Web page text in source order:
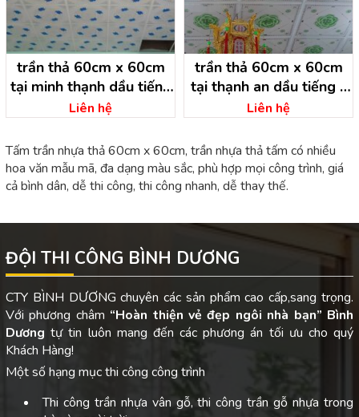
trần thả 60cm x 60cm
tại minh thạnh dầu tiếng
– bình dương
Liên hệ
trần thả 60cm x 60cm
tại thạnh an dầu tiếng –
bình dương
Liên hệ
Tấm trần nhựa thả 60cm x 60cm, trần nhựa thả tấm có nhiều
hoa văn mẫu mã, đa dạng màu sắc, phù hợp mọi công trình, giá
cả bình dân, dễ thi công, thi công nhanh, dễ thay thế.
ĐỘI THI CÔNG BÌNH DƯƠNG
CTY BÌNH DƯƠNG chuyên các sản phẩm cao cấp,sang trọng.
Với phương châm “Hoàn thiện vẻ đẹp ngôi nhà bạn” Bình
Dươngtự tin luôn mang đến các phương án tối ưu cho quý
Khách Hàng!
Một số hạng mục thi công công trình
Thi công trần nhựa vân gỗ, thi công trần gỗ nhựa trong